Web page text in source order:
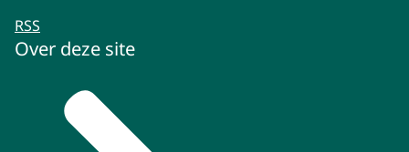
RSS
Over deze site